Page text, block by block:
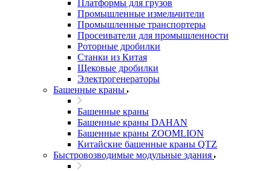
Платформы для грузов
Промышленные измельчители
Промышленные транспортеры
Просеиватели для промышленности
Роторные дробилки
Станки из Китая
Щековые дробилки
Электрогенераторы
Башенные краны
Башенные краны
Башенные краны DAHAN
Башенные краны ZOOMLION
Китайские башенные краны QTZ
Быстровозводимые модульные здания